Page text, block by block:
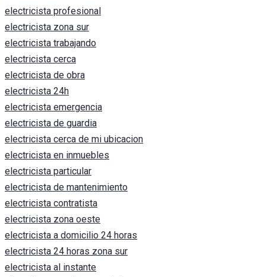
electricista profesional
electricista zona sur
electricista trabajando
electricista cerca
electricista de obra
electricista 24h
electricista emergencia
electricista de guardia
electricista cerca de mi ubicacion
electricista en inmuebles
electricista particular
electricista de mantenimiento
electricista contratista
electricista zona oeste
electricista a domicilio 24 horas
electricista 24 horas zona sur
electricista al instante